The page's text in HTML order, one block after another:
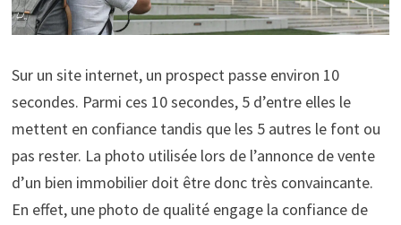
Sur un site internet, un prospect passe environ 10
secondes. Parmi ces 10 secondes, 5 d’entre elles le
mettent en confiance tandis que les 5 autres le font ou
pas rester. La photo utilisée lors de l’annonce de vente
d’un bien immobilier doit être donc très convaincante.
En effet, une photo de qualité engage la confiance de